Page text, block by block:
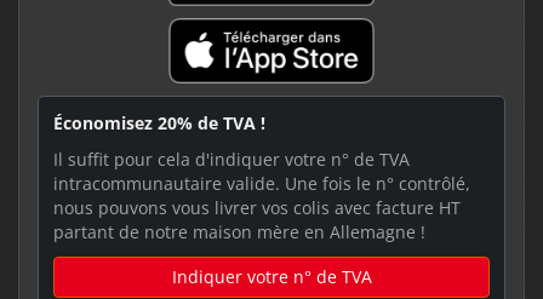
Économisez 20% de TVA !
Il suffit pour cela d'indiquer votre n° de TVA
intracommunautaire valide. Une fois le n° contrôlé,
nous pouvons vous livrer vos colis avec facture HT
partant de notre maison mère en Allemagne !
Indiquer votre n° de TVA